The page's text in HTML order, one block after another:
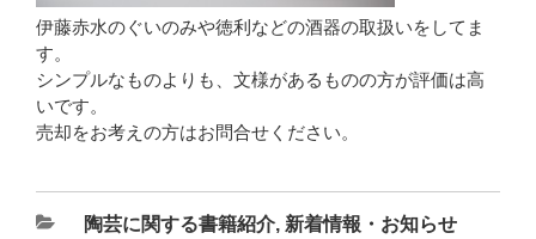
伊藤赤水のぐいのみや徳利などの酒器の取扱いをしてま
す。
シンプルなものよりも、文様があるものの方が評価は高
いです。
売却をお考えの方はお問合せください。
陶芸に関する書籍紹介, 新着情報・お知らせ